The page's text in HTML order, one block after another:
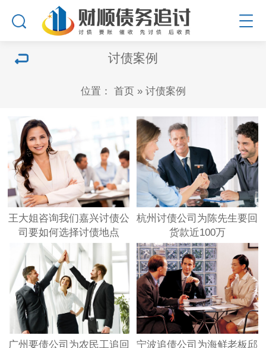
讨债案例
位置： 首页» 讨债案例
王大姐咨询我们嘉兴讨债公
司要如何选择讨债地点
杭州讨债公司为陈先生要回
货款近100万
广州要债公司为农民工追回
宁波追债公司为海鲜老板邱